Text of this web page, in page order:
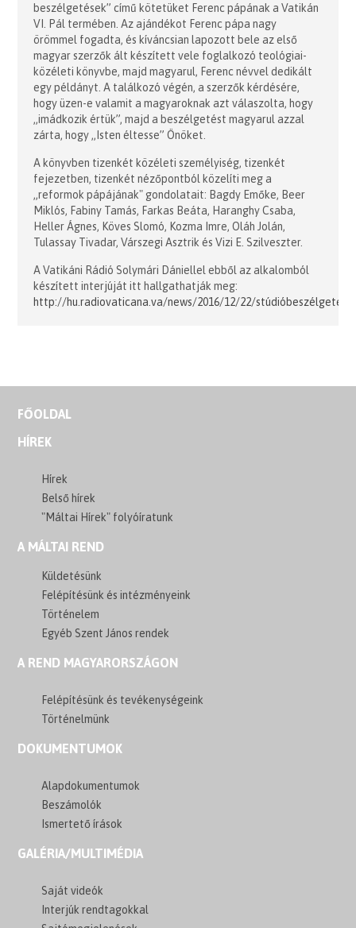
beszélgetések” című kötetüket Ferenc pápának a Vatikán
VI. Pál termében. Az ajándékot Ferenc pápa nagy
örömmel fogadta, és kíváncsian lapozott bele az első
magyar szerzők ált készített vele foglalkozó teológiai-
közéleti könyvbe, majd magyarul, Ferenc névvel dedikált
egy példányt. A találkozó végén, a szerzők kérdésére,
hogy üzen-e valamit a magyaroknak azt válaszolta, hogy
,,imádkozik értük”, majd a beszélgetést magyarul azzal
zárta, hogy ,,Isten éltesse” Önöket.
A könyvben tizenkét közéleti személyiség, tizenkét
fejezetben, tizenkét nézőpontból közelíti meg a
,,reformok pápájának" gondolatait: Bagdy Emőke, Beer
Miklós, Fabiny Tamás, Farkas Beáta, Haranghy Csaba,
Heller Ágnes, Köves Slomó, Kozma Imre, Oláh Jolán,
Tulassay Tivadar, Várszegi Asztrik és Vizi E. Szilveszter.
A Vatikáni Rádió Solymári Dániellel ebből az alkalomból
készített interjúját itt hallgathatják meg:
http://hu.radiovaticana.va/news/2016/12/22/
FŐOLDAL
HÍREK
Hírek
Belső hírek
"Máltai Hírek" folyóíratunk
A MÁLTAI REND
Küldetésünk
Felépítésünk és intézményeink
Történelem
Egyéb Szent János rendek
A REND MAGYARORSZÁGON
Felépítésünk és tevékenységeink
Történelmünk
DOKUMENTUMOK
Alapdokumentumok
Beszámolók
Ismertető írások
GALÉRIA/MULTIMÉDIA
Saját videók
Interjúk rendtagokkal